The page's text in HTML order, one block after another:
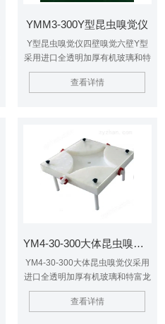
YMM3-300Y型昆虫嗅觉仪
Y型昆虫嗅觉仪四壁嗅觉六壁Y型
采用进口全透明加厚有机玻璃和特
富龙材料制作，一次成型密封性能
好，可定做多个抽气孔，或定做多
查看详情
YM4-30-300大体昆虫嗅觉仪
YM4-30-300大体昆虫嗅觉仪采用
进口全透明加厚有机玻璃和特富龙
材料制作，一次成型密封性能好，
可定做多个抽气孔，或定做多个昆
查看详情